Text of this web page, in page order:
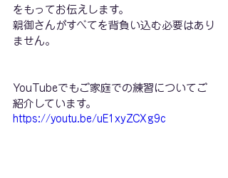
をもってお伝えします。
親御さんがすべてを背負い込む必要はあり
ません。
YouTubeでもご家庭での練習についてご
紹介しています。
https://youtu.be/uE1xyZCXg9c